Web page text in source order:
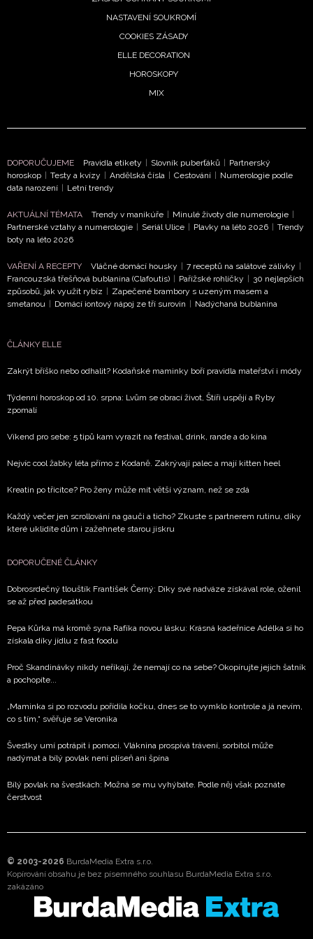
zpracováním údajů k tomuto účelu podle
soukromí BurdaMedia Extra s.r.o.
NASTAVENÍ SOUKROMÍ
COOKIES ZÁSADY
ELLE DECORATION
HOROSKOPY
MIX
DOPORUČUJEME Pravidla etikety | Slovník puberťáků | Partnerský
horoskop | Testy a kvízy | Andělská čísla | Cestování | Numerologie podle
data narození | Letní trendy
AKTUÁLNÍ TÉMATA Trendy v manikúře | Minulé životy dle numerologie |
Partnerské vztahy a numerologie | Seriál Ulice | Plavky na léto 2026 | Trendy
boty na léto 2026
VAŘENÍ A RECEPTY Vláčné domácí housky | 7 receptů na salátové zálivky |
Francouzská třešňová bublanina (Clafoutis) | Pařížské rohlíčky | 30 nejlepších
způsobů, jak využít rybíz | Zapečené brambory s uzeným masem a
smetanou | Domácí iontový nápoj ze tří surovin | Nadýchaná bublanina
ČLÁNKY ELLE
Zakrýt bříško nebo odhalit? Kodaňské maminky boří pravidla mateřství i módy
Týdenní horoskop od 10. srpna: Lvům se obrací život, Štíři uspějí a Ryby
zpomalí
Víkend pro sebe: 5 tipů kam vyrazit na festival, drink, rande a do kina
Nejvíc cool žabky léta přímo z Kodaně. Zakrývají palec a mají kitten heel
Kreatin po třicítce? Pro ženy může mít větší význam, než se zdá
Každý večer jen scrollování na gauči a ticho? Zkuste s partnerem rutinu, díky
které uklidíte dům i zažehnete starou jiskru
DOPORUČENÉ ČLÁNKY
Dobrosrdečný tlouštík František Černý: Díky své nadváze získával role, oženil
se až před padesátkou
Pepa Kůrka má kromě syna Rafíka novou lásku: Krásná kadeřnice Adélka si ho
získala díky jídlu z fast foodu
Proč Skandinávky nikdy neříkají, že nemají co na sebe? Okopírujte jejich šatník
a pochopíte...
„Maminka si po rozvodu pořídila kočku, dnes se to vymklo kontrole a já nevím,
co s tím,“ svěřuje se Veronika
Švestky umí potrápit i pomoci. Vláknina prospívá trávení, sorbitol může
nadýmat a bílý povlak není plíseň ani špína
Bílý povlak na švestkách: Možná se mu vyhýbáte. Podle něj však poznáte
čerstvost
© 2003-2026 BurdaMedia Extra s.r.o.
Kopírování obsahu je bez písemného souhlasu BurdaMedia Extra s.r.o.
zakázáno